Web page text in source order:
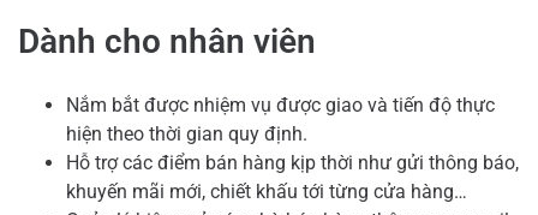
Dành cho nhân viên
Nắm bắt được nhiệm vụ được giao và tiến độ thực
hiện theo thời gian quy định.
Hỗ trợ các điểm bán hàng kịp thời như gửi thông báo,
khuyến mãi mới, chiết khấu tới từng cửa hàng…